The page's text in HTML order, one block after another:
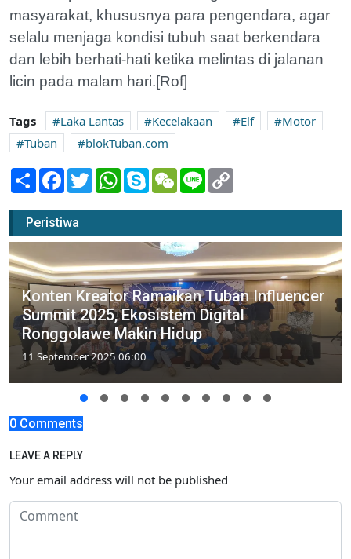
masyarakat, khususnya para pengendara, agar
selalu menjaga kondisi tubuh saat berkendara
dan lebih berhati-hati ketika melintas di jalanan
licin pada malam hari.[Rof]
Tags Laka Lantas Kecelakaan Elf
Motor
Tuban
blokTuban.com
Share Facebook
TwitterWhatsApp
SkypeWeChatLine
Peristiwa
Konten Kreator Ramaikan Tuban Influencer
Summit 2025, Ekosistem Digital
Ronggolawe Makin Hidup
11 September 2025 06:00
0 Comments
LEAVE A REPLY
Your email address will not be published